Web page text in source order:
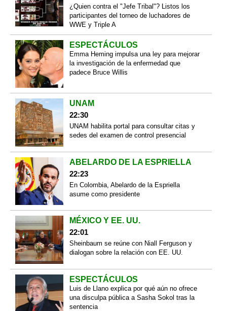
¿Quien contra el "Jefe Tribal"? Listos los
participantes del torneo de luchadores de
WWE y Triple A
ESPECTÁCULOS
Emma Heming impulsa una ley para mejorar
la investigación de la enfermedad que
padece Bruce Willis
UNAM
22:30
UNAM habilita portal para consultar citas y
sedes del examen de control presencial
ABELARDO DE LA ESPRIELLA
22:23
En Colombia, Abelardo de la Espriella
asume como presidente
MÉXICO Y EE. UU.
22:01
Sheinbaum se reúne con Niall Ferguson y
dialogan sobre la relación con EE. UU.
ESPECTÁCULOS
Luis de Llano explica por qué aún no ofrece
una disculpa pública a Sasha Sokol tras la
sentencia